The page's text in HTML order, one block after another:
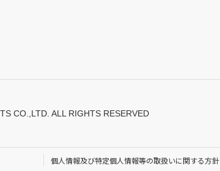
CO.,LTD. ALL RIGHTS RESERVED
個人情報及び特定個人情報等の取扱いに関する方針